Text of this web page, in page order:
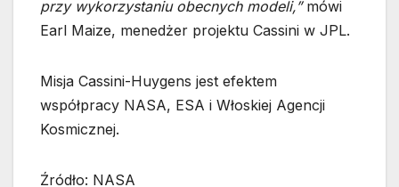
przy wykorzystaniu obecnych modeli,”mówi
Earl Maize, menedżer projektu Cassini w JPL.
Misja Cassini-Huygens jest efektem
współpracy NASA, ESA i Włoskiej Agencji
Kosmicznej.
Źródło: NASA